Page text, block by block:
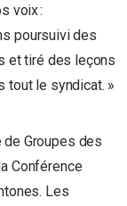
voix :
poursuivi des
et tiré des leçons
tout le syndicat. »
Groupes des
Conférence
Les